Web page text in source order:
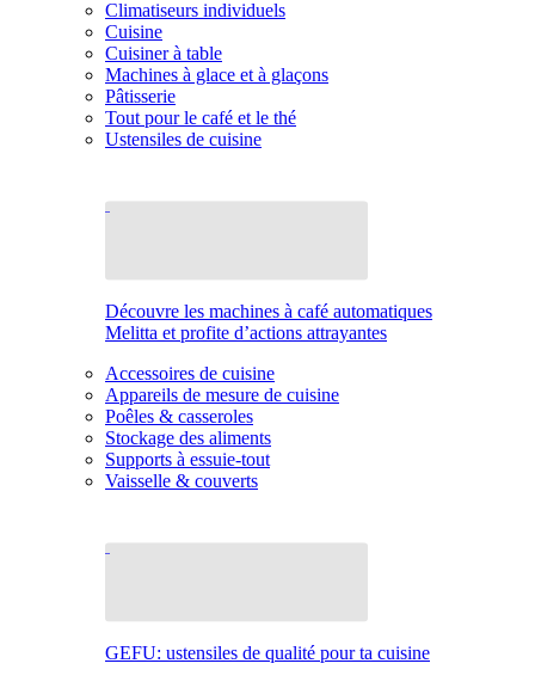
Climatiseurs individuels
Cuisine
Cuisiner à table
Machines à glace et à glaçons
Pâtisserie
Tout pour le café et le thé
Ustensiles de cuisine
Découvre les machines à café automatiques
Melitta et profite d’actions attrayantes
Accessoires de cuisine
Appareils de mesure de cuisine
Poêles & casseroles
Stockage des aliments
Supports à essuie-tout
Vaisselle & couverts
GEFU: ustensiles de qualité pour ta cuisine